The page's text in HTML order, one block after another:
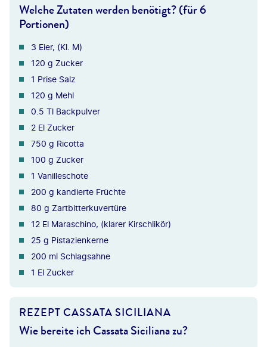
Welche Zutaten werden benötigt? (für 6
Portionen)
3 Eier, (Kl. M)
120 g Zucker
1 Prise Salz
120 g Mehl
0.5 Tl Backpulver
2 El Zucker
750 g Ricotta
100 g Zucker
1 Vanilleschote
200 g kandierte Früchte
80 g Zartbitterkuvertüre
12 El Maraschino, (klarer Kirschlikör)
25 g Pistazienkerne
200 ml Schlagsahne
1 El Zucker
REZEPT CASSATA SICILIANA
Wie bereite ich Cassata Siciliana zu?